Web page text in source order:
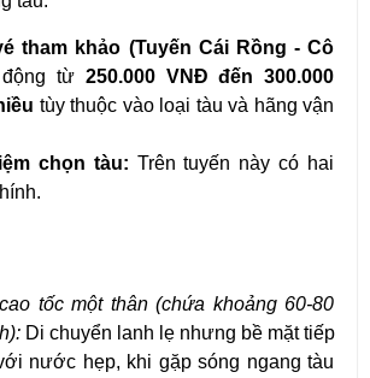
tham khảo (Tuyến Cái Rồng - Cô
từ 250.000 VNĐ đến 300.000
tùy thuộc vào loại tàu và hãng vận
chọn tàu: Trên tuyến này có hai
tốc một thân (chứa khoảng 60-80
Di chuyển lanh lẹ nhưng bề mặt tiếp
nước hẹp, khi gặp sóng ngang tàu